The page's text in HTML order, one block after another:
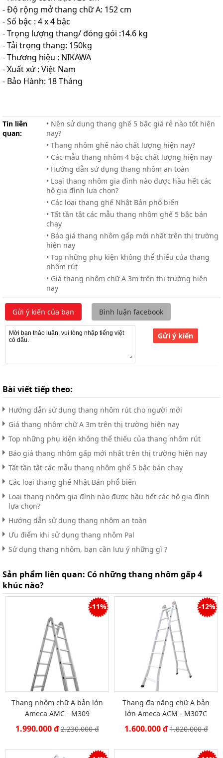
- Độ rộng mở thang chữ A: 152 cm
- Số bậc : 4 x 4 bậc
- Trọng lượng thang/ đóng gói :14.6 kg
- Tải trọng thang: 150kg
- Thương hiệu : NIKAWA
- Xuất xứ : Việt Nam
- Bảo Hành: 18 Tháng
Tin liên
quan:
• Nên sử dụng thang ghế 5 bậc giá rẻ nào tốt hiện
nay?
• Thang nhôm ghế nào chất lượng hiện nay?
• Các mẫu thang nhôm 4 bậc chất lượng hiện nay
• Hướng dẫn sử dụng thang nhôm an toàn
• Loại thang nhôm gia đình nào được hầu hết các
hộ gia đình lựa chọn?
• Các loại thang ghế Nhật Bản phổ biến
• Tất tần tật các mẫu thang nhôm ghế 5 bậc bán
chạy
• Báo giá thang nhôm gấp mới nhất trên thị trường
hiện nay
• Top những phụ kiện không thể thiếu của thang
nhôm rút
• Giá thang nhôm chữ A 3m trên thị trường hiện
nay
Gửi ý kiến của bạn Bình luận facebook
Gửi ý kiến
Bài viết tiếp theo:
Hướng dẫn sử dụng thang nhôm rút cho người mới
Giá thang nhôm chữ A 3m trên thị trường hiện nay
Top những phụ kiện không thể thiếu của thang nhôm rút
Báo giá thang nhôm gấp mới nhất trên thị trường hiện nay
Tất tần tật các mẫu thang nhôm ghế 5 bậc bán chạy
Các loại thang ghế Nhật Bản phổ biến
Loại thang nhôm gia đình nào được hầu hết các hộ gia đình
lựa chọn?
Hướng dẫn sử dụng thang nhôm an toàn
Ưu điểm khi sử dụng thang nhôm Pal
Sử dụng thang nhôm, bạn cần lưu ý những gì ?
Sản phẩm liên quan: Có những thang nhôm gấp 4
khúc nào?
-11%
Thang nhôm chữ A bản lớn
Ameca AMC - M309
1.990.000 đ2.230.000 đ
-12%
Thang đa năng chữ A bản
lớn Ameca ACM - M307C
1.600.000 đ1.820.000 đ